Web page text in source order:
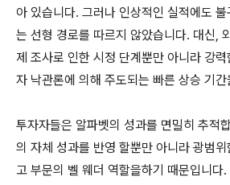
아 있습니다. 그러나 인상적인 실적에도
는 선형 경로를 따르지 않았습니다. 대신,
제 조사로 인한 시정 단계뿐만 아니라 강
자 낙관론에 의해 주도되는 빠른 상승 기
투자자들은 알파벳의 성과를 면밀히 추적
의 자체 성과를 반영 할뿐만 아니라 광범
고 부문의 벨 웨더 역할을하기 때문입니다